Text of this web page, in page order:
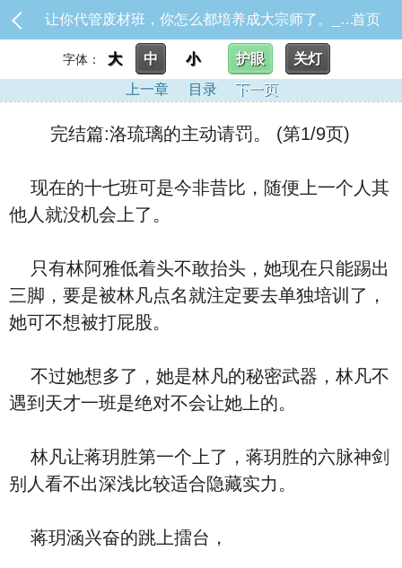
让你代管废材班，你怎么都培养成大宗师了。_完结篇:洛琉璃的主动请罚。首页
字体： 大 中 小 护眼
关灯
上一章
目录 下一页
完结篇:洛琉璃的主动请罚。 (第1/9页)
现在的十七班可是今非昔比，随便上一个人其
他人就没机会上了。
只有林阿雅低着头不敢抬头，她现在只能踢出
三脚，要是被林凡点名就注定要去单独培训了，
她可不想被打屁股。
不过她想多了，她是林凡的秘密武器，林凡不
遇到天才一班是绝对不会让她上的。
林凡让蒋玥胜第一个上了，蒋玥胜的六脉神剑
别人看不出深浅比较适合隐藏实力。
蒋玥涵兴奋的跳上擂台，